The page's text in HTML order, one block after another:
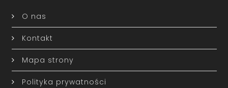
O nas
Kontakt
Mapa strony
Polityka prywatności